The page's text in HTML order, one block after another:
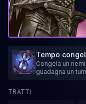
Tempo
Congela un
guadagna un
TRATTI